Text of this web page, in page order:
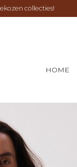
collecties!
HOME